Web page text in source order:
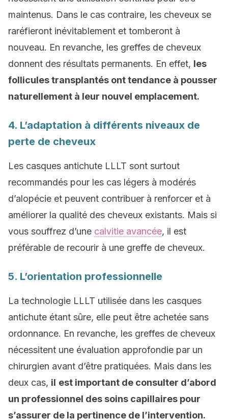
maintenus. Dans le cas contraire, les cheveux se
raréfieront inévitablement et tomberont à
nouveau. En revanche, les greffes de cheveux
donnent des résultats permanents. En effet, les
follicules transplantés ont tendance à pousser
naturellement à leur nouvel emplacement.
4. L’adaptation à différents niveaux de
perte de cheveux
Les casques antichute LLLT sont surtout
recommandés pour les cas légers à modérés
d’alopécie et peuvent contribuer à renforcer et à
améliorer la qualité des cheveux existants. Mais si
vous souffrez d’une calvitie avancée, il est
préférable de recourir à une greffe de cheveux.
5. L’orientation professionnelle
La technologie LLLT utilisée dans les casques
antichute étant sûre, elle peut être achetée sans
ordonnance. En revanche, les greffes de cheveux
nécessitent une évaluation approfondie par un
chirurgien avant d’être pratiquées. Mais dans les
deux cas, il est important de consulter d’abord
un professionnel des soins capillaires pour
s’assurer de la pertinence de l’intervention.